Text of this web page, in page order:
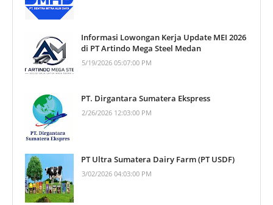
Informasi Lowongan Kerja Update MEI 2026
di PT Artindo Mega Steel Medan
5/19/2026 05:07:00 PM
PT. Dirgantara Sumatera Ekspress
2/26/2026 12:03:00 PM
PT Ultra Sumatera Dairy Farm (PT USDF)
3/02/2026 04:03:00 PM